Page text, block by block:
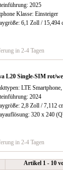
2025
Klasse: Einsteiger
6,1 Zoll / 15,494
in 2-4 Tagen
L20 Single-SIM rot/
LTE
2024
2,8 Zoll / 7,112
320 x 240
in 2-4 Tagen
Artikel 1 - 10